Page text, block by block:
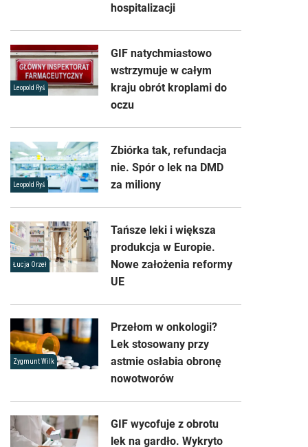
hospitalizacji
Leopold Ryś
GIF natychmiastowo
wstrzymuje w całym
kraju obrót kroplami do
oczu
Leopold Ryś
Zbiórka tak, refundacja
nie. Spór o lek na DMD
za miliony
Łucja Orzeł
Tańsze leki i większa
produkcja w Europie.
Nowe założenia reformy
UE
Zygmunt Wilk
Przełom w onkologii?
Lek stosowany przy
astmie osłabia obronę
nowotworów
GIF wycofuje z obrotu
lek na gardło. Wykryto